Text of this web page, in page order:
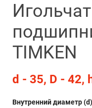
TIMKEN
d - 35, D - 42,
Внутренний диаметр